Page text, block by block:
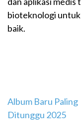
bioteknologi untuk
baik.
Navigasi
pos
Album Baru Paling
Ditunggu 2025